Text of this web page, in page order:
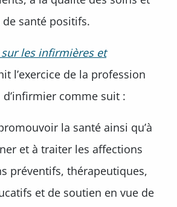
santé positifs.
les infirmières et
l’exercice de la profession
d’infirmier comme suit :
la santé ainsi qu’à
et à traiter les affections
préventifs, thérapeutiques,
et de soutien en vue de